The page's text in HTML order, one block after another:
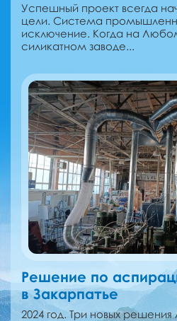
Успешный проект всегда
цели. Система
исключение. Когда на
силикатном заводе...
Решение по
в Закарпатье
2024 год. Три новых